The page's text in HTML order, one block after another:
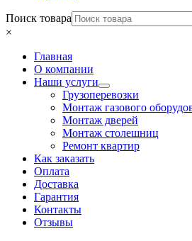
Поиск товара
×
Главная
О компании
Наши услуги
Грузоперевозки
Монтаж газового
Монтаж дверей
Монтаж столешниц
Ремонт квартир
Как заказать
Оплата
Доставка
Гарантия
Контакты
Отзывы